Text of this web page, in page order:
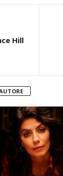
Hill